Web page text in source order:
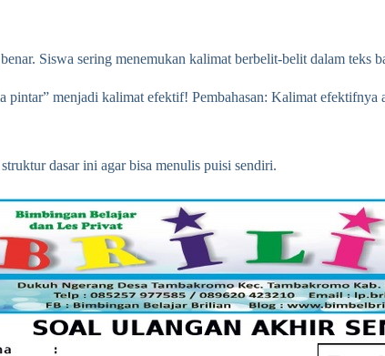
Siswa sering menemukan kalimat berbelit-belit dalam teks
menjadi kalimat efektif! Pembahasan: Kalimat
dasar ini agar bisa menulis puisi sendiri.